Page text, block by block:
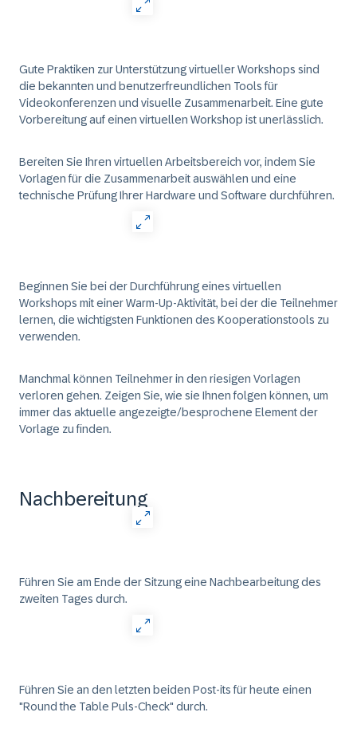
Gute Praktiken zur Unterstützung virtueller Workshops sind
die bekannten und benutzerfreundlichen Tools für
Videokonferenzen und visuelle Zusammenarbeit. Eine gute
Vorbereitung auf einen virtuellen Workshop ist unerlässlich.
Bereiten Sie Ihren virtuellen Arbeitsbereich vor, indem Sie
Vorlagen für die Zusammenarbeit auswählen und eine
technische Prüfung Ihrer Hardware und Software durchführen.
Beginnen Sie bei der Durchführung eines virtuellen
Workshops mit einer Warm-Up-Aktivität, bei der die Teilnehmer
lernen, die wichtigsten Funktionen des Kooperationstools zu
verwenden.
Manchmal können Teilnehmer in den riesigen Vorlagen
verloren gehen. Zeigen Sie, wie sie Ihnen folgen können, um
immer das aktuelle angezeigte/besprochene Element der
Vorlage zu finden.
Nachbereitung
Führen Sie am Ende der Sitzung eine Nachbearbeitung des
zweiten Tages durch.
Führen Sie an den letzten beiden Post-its für heute einen
"Round the Table Puls-Check" durch.